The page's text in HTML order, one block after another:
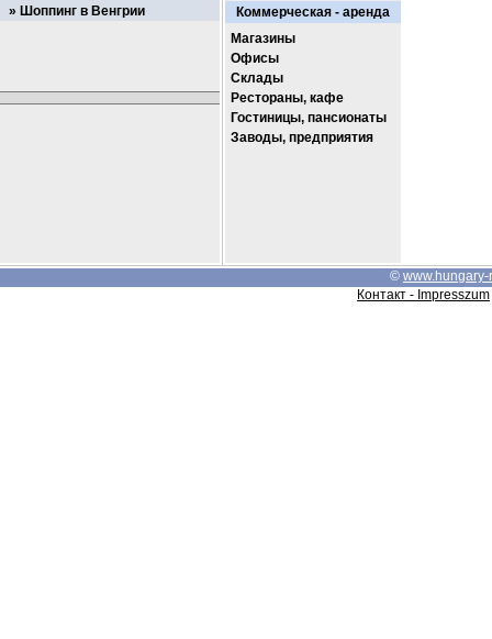
Коммерческая - аренда
Магазины
Офисы
Склады
Рестораны, кафе
Гостиницы, пансионаты
Заводы, предприятия
Шоппинг в Венгрии
© www.hungary-
Контакт - Impresszum